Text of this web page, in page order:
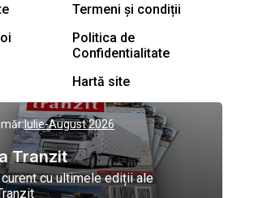
Termeni și condiții
Politica de
Confidentialitate
Hartă site
Iulie-August 2026
Tranzit
curent cu ultimele ediții ale